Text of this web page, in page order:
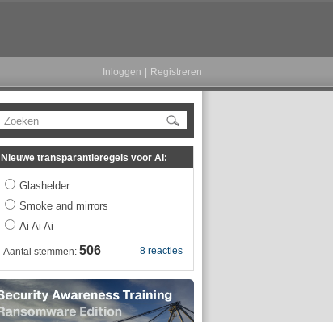
Inloggen Registreren
Zoeken
Nieuwe transparantieregels voor AI:
Glashelder
Smoke and mirrors
Ai Ai Ai
8 reacties
Aantal stemmen: 506